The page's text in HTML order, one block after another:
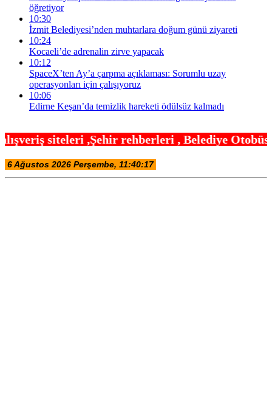
öğretiyor
10:30
İzmit Belediyesi’nden muhtarlara doğum günü ziyareti
10:24
Kocaeli’de adrenalin zirve yapacak
10:12
SpaceX’ten Ay’a çarpma açıklaması: Sorumlu uzay
operasyonları için çalışıyoruz
10:06
Edirne Keşan’da temizlik hareketi ödülsüz kalmadı
,Şehir rehberleri , Belediye